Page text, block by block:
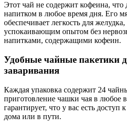
Этот чай не содержит кофеина, что
напитком в любое время дня. Его
обеспечивает легкость для
успокаивающим опытом без
напитками, содержащими кофеин.
Удобные чайные пакетики
заваривания
Каждая упаковка содержит 24
приготовление чашки чая в любое
гарантирует, что у вас есть
дома или в пути.